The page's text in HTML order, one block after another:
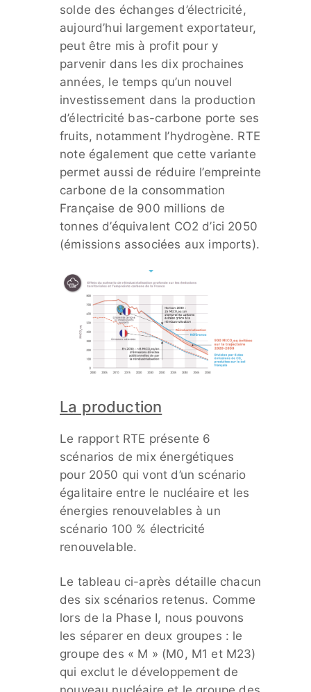
solde des échanges d’électricité,
aujourd’hui largement exportateur,
peut être mis à profit pour y
parvenir dans les dix prochaines
années, le temps qu’un nouvel
investissement dans la production
d’électricité bas-carbone porte ses
fruits, notamment l’hydrogène. RTE
note également que cette variante
permet aussi de réduire l’empreinte
carbone de la consommation
Française de 900 millions de
tonnes d’équivalent CO2 d’ici 2050
(émissions associées aux imports).
La production
Le rapport RTE présente 6
scénarios de mix énergétiques
pour 2050 qui vont d’un scénario
égalitaire entre le nucléaire et les
énergies renouvelables à un
scénario 100 % électricité
renouvelable.
Le tableau ci-après détaille chacun
des six scénarios retenus. Comme
lors de la Phase I, nous pouvons
les séparer en deux groupes : le
groupe des « M » (M0, M1 et M23)
qui exclut le développement de